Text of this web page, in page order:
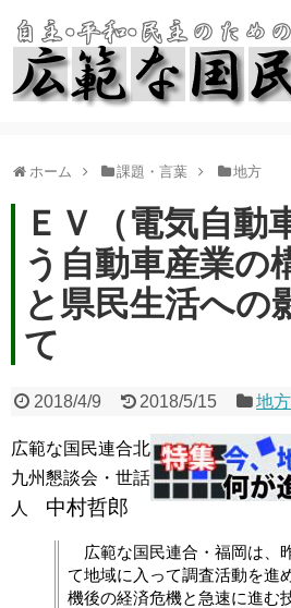
ホーム 課題・言葉 地方
ＥＶ（電気自動
う自動車産業の
と県民生活への
て
2018/4/9 2018/5/15 地方
広範な国民連合北
九州懇談会・世話
人 中村哲郎
広範な国民連合・福岡は、
て地域に入って調査活動を進
機後の経済危機と急速に進む